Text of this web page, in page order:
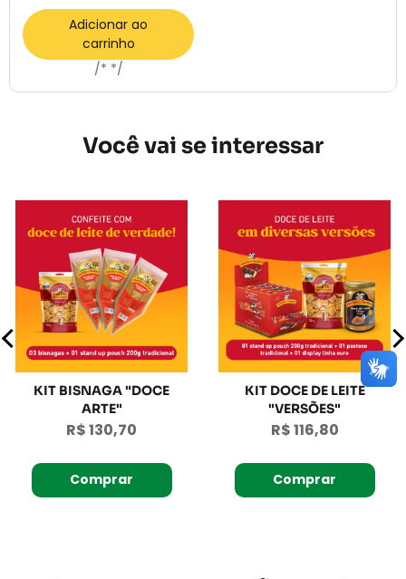
Adicionar ao
carrinho
/* */
Você vai se interessar
KIT BISNAGA "DOCE
ARTE"
R$ 130,70
Comprar
KIT DOCE DE LEITE
"VERSÕES"
R$ 116,80
Comprar